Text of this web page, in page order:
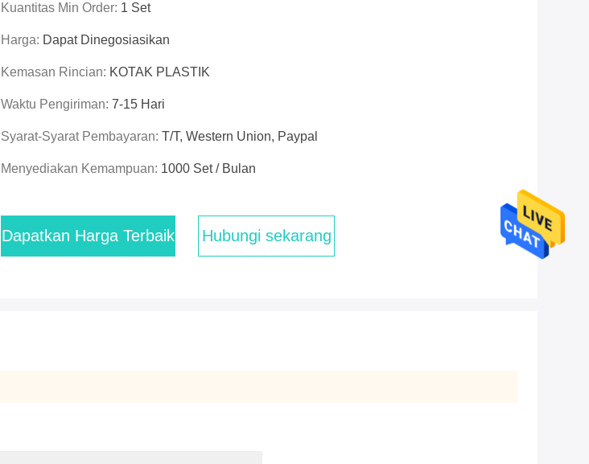
Kuantitas Min Order: 1 Set
Harga: Dapat Dinegosiasikan
Kemasan Rincian: KOTAK PLASTIK
Waktu Pengiriman: 7-15 Hari
Syarat-Syarat Pembayaran: T/T, Western Union, Paypal
Menyediakan Kemampuan: 1000 Set / Bulan
Dapatkan Harga Terbaik Hubungi sekarang